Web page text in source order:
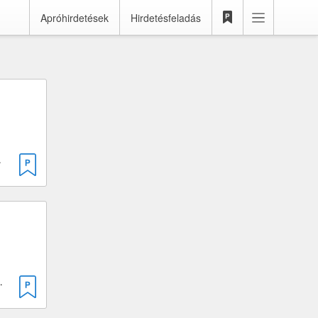
Apróhirdetések Hirdetésfeladás
cm³
· 50 cm³